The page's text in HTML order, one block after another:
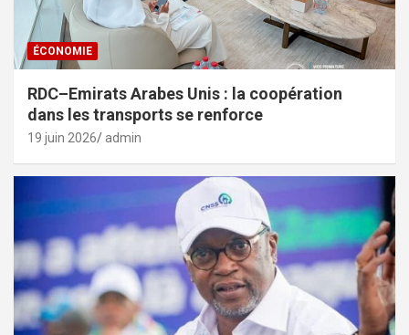
ÉCONOMIE
RDC–Emirats Arabes Unis : la coopération
dans les transports se renforce
19 juin 2026 admin